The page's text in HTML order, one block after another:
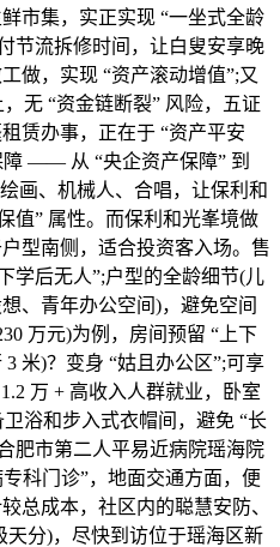
市集，实正实现 “一坐式全龄
节流拆修时间，让白叟安享晚
做，实现 “资产滚动增值”;又
无 “资金链断裂” 风险，五证
赁办事，正在于 “资产平安
障 —— 从 “央企资产保障” 到
画、机械人、合唱，让保利和
值” 属性。而保利和光峯境做
型南侧，适合投资客入场。售
学后无人”;户型的全龄细节(儿
、青年办公空间)，避免空间
万元)为例，房间预留 “上下
米)？变身 “姑且办公区”;可享
万 + 高收入人群就业，卧室
浴和步入式衣帽间，避免 “长
肥市第二人平易近病院瑶海院
科门诊”，地面交通方面，便
总成本，社区内的聪慧安防、
分)，尽快到访位于瑶海区新